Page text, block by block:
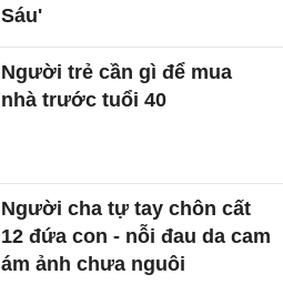
Sáu'
Người trẻ cần gì để mua
nhà trước tuổi 40
Người cha tự tay chôn cất
12 đứa con - nỗi đau da cam
ám ảnh chưa nguôi